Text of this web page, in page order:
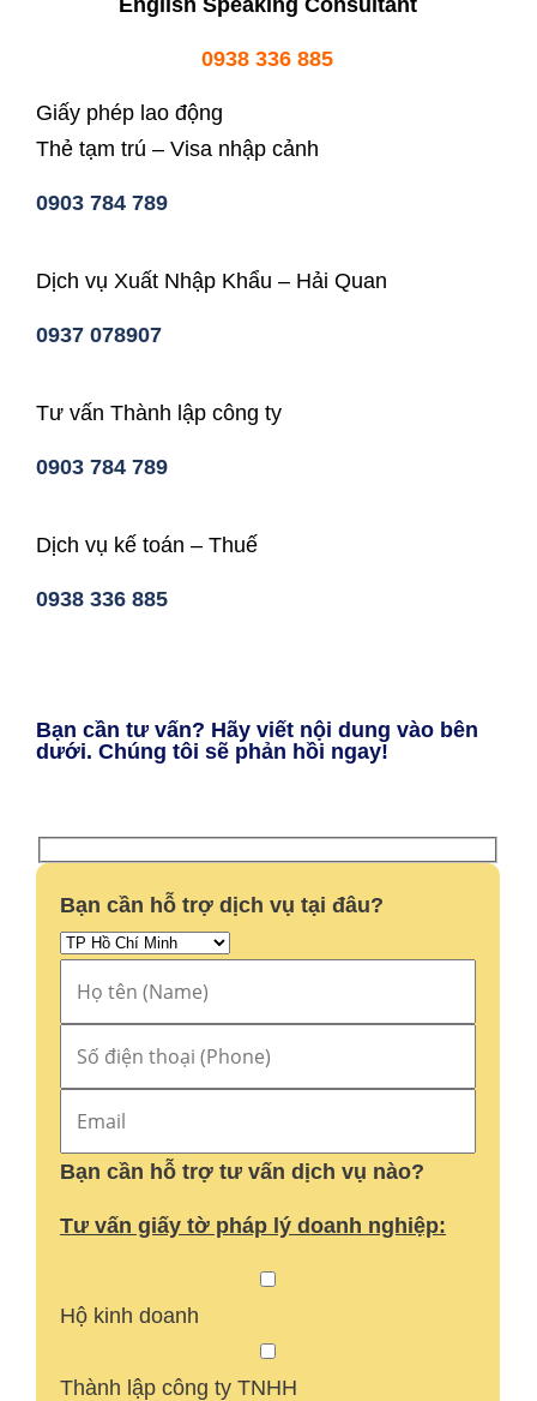
0938 336 885
Giấy phép lao động
Thẻ tạm trú – Visa nhập cảnh
0903 784 789
Dịch vụ Xuất Nhập Khẩu – Hải Quan
0937 078907
Tư vấn Thành lập công ty
0903 784 789
Dịch vụ kế toán – Thuế
0938 336 885
Bạn cần tư vấn? Hãy viết nội dung vào bên
dưới. Chúng tôi sẽ phản hồi ngay!
Bạn cần hỗ trợ dịch vụ tại đâu?
Bạn cần hỗ trợ tư vấn dịch vụ nào?
Tư vấn giấy tờ pháp lý doanh nghiệp:
Hộ kinh doanh
Thành lập công ty TNHH